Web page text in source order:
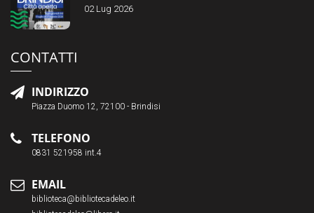
02 Lug 2026
CONTATTI
INDIRIZZO
Piazza Duomo 12, 72100 - Brindisi
TELEFONO
0831 521958 int.4
EMAIL
biblioteca@bibliotecadeleo.it